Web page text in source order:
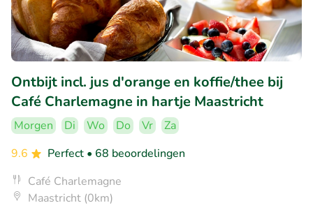
Ontbijt incl. jus d'orange en koffie/thee bij
Café Charlemagne in hartje Maastricht
Morgen Di Wo Do Vr
Za
9.6
Perfect • 68 beoordelingen
Café Charlemagne
Maastricht (0km)